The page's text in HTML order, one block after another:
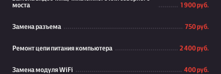
моста
1 900 руб.
Замена разъема 750 руб.
Ремонт цепи питания компьютера 2 400 руб.
Замена модуля WiFi 400 руб.